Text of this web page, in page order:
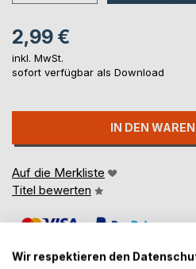
2,99 €
inkl. MwSt.
sofort verfügbar als Download
IN DEN
Auf die Merkliste
Titel bewerten
Wir respektieren den